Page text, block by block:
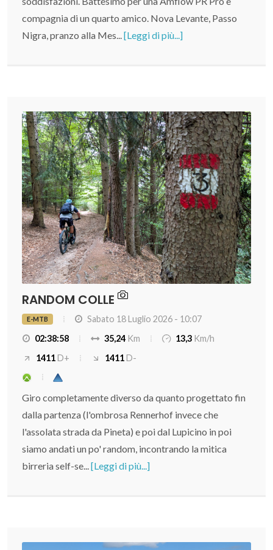
compagnia di un quarto amico. Nova Levante, Passo
Nigra, pranzo alla Mes... [Leggi di più...]
RANDOM COLLE
E-MTB
Sabato 18 Luglio 2026 - 10:07
02:38:58
35,24 Km 13,3 Km/h
1411D+ 1411D-
Giro completamente diverso da quanto progettato fin
dalla partenza (l'ombrosa Rennerhof invece che
l'assolata strada da Pineta) e poi dal Lupicino in poi
siamo andati un po' random, incontrando la mitica
birreria self-se... [Leggi di più...]